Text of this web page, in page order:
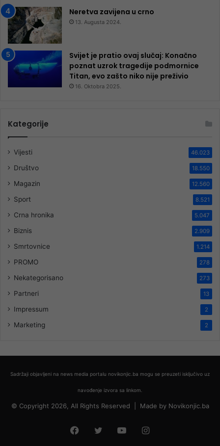
Neretva zavijena u crno
13. Augusta 2024.
Svijet je pratio ovaj slučaj: Konačno
poznat uzrok tragedije podmornice
Titan, evo zašto niko nije preživio
16. Oktobra 2025.
Kategorije
Vijesti 46.023
Društvo 18.550
Magazin 12.560
Sport 8.521
Crna hronika 5.047
Biznis 2.909
Smrtovnice 1.214
PROMO 278
Nekategorisano 273
Partneri 13
Impressum 2
Marketing 2
Sadržaji objavljeni na news media portalu novikonjic.ba mogu se preuzeti isključivo uz
navođenje izvora sa linkom.
© Copyright 2026, All Rights Reserved | Made by Novikonjic.ba
Facebook
TwitterYouTubeInstagram